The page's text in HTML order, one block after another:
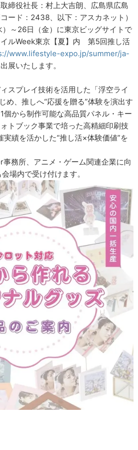
締役社長：村上大吉朗、広島県広島
ード：2438、以下：アスカネット）
～26日（金）に東京ビッグサイトで
ルWeek東京【夏】内 第5回推し活
www.lifestyle-expo.jp/summer/ja-
展いたします。
スプレイ技術を活用した「浮空ライ
め、推しへ“応援を贈る”体験を演出す
個から制作可能な高品質パネル・キー
トブック事業で培った高精細印刷技
績を活かした“推し活×体験価値”を
務所、アニメ・ゲーム関連企業に向
場内で受け付けます。